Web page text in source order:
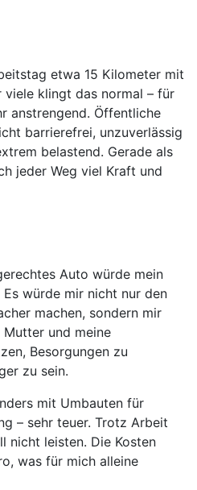
etwa 15 Kilometer mit
viele klingt das normal – für
anstrengend. Öffentliche
barrierefrei, unzuverlässig
belastend. Gerade als
jeder Weg viel Kraft und
Auto würde mein
würde mir nicht nur den
machen, sondern mir
und meine
Besorgungen zu
zu sein.
mit Umbauten für
– sehr teuer. Trotz Arbeit
nicht leisten. Die Kosten
was für mich alleine